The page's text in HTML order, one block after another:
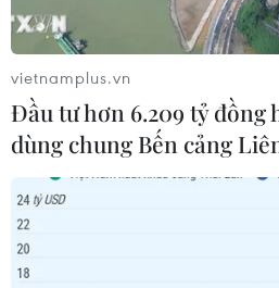
TIN LIÊN QUAN
vietnamplus.vn
Đầu tư hơn 6.209 tỷ đồng
dùng chung Bến cảng